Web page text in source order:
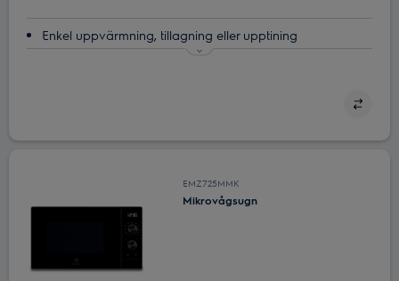
Enkel uppvärmning, tillagning eller upptining
Mikrovågsugn ‒ genvägen i ditt kök
EMZ725MMK
Mikrovågsugn